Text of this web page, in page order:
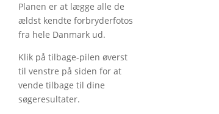
Planen er at lægge alle de
ældst kendte forbryderfotos
fra hele Danmark ud.
Klik på tilbage-pilen øverst
til venstre på siden for at
vende tilbage til dine
søgeresultater.